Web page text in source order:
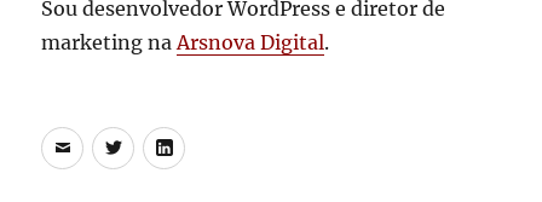
Sou desenvolvedor WordPress e diretor de
marketing naArsnova Digital.
E-
TwitterLinkedIn